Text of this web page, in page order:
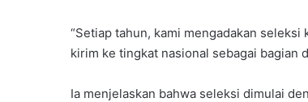
“Setiap tahun, kami mengadakan
kirim ke tingkat nasional sebagai bagian
Ia menjelaskan bahwa seleksi dimulai